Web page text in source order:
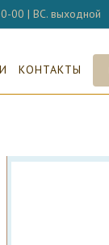
00 | ВС. выходной
КОНТАКТЫ